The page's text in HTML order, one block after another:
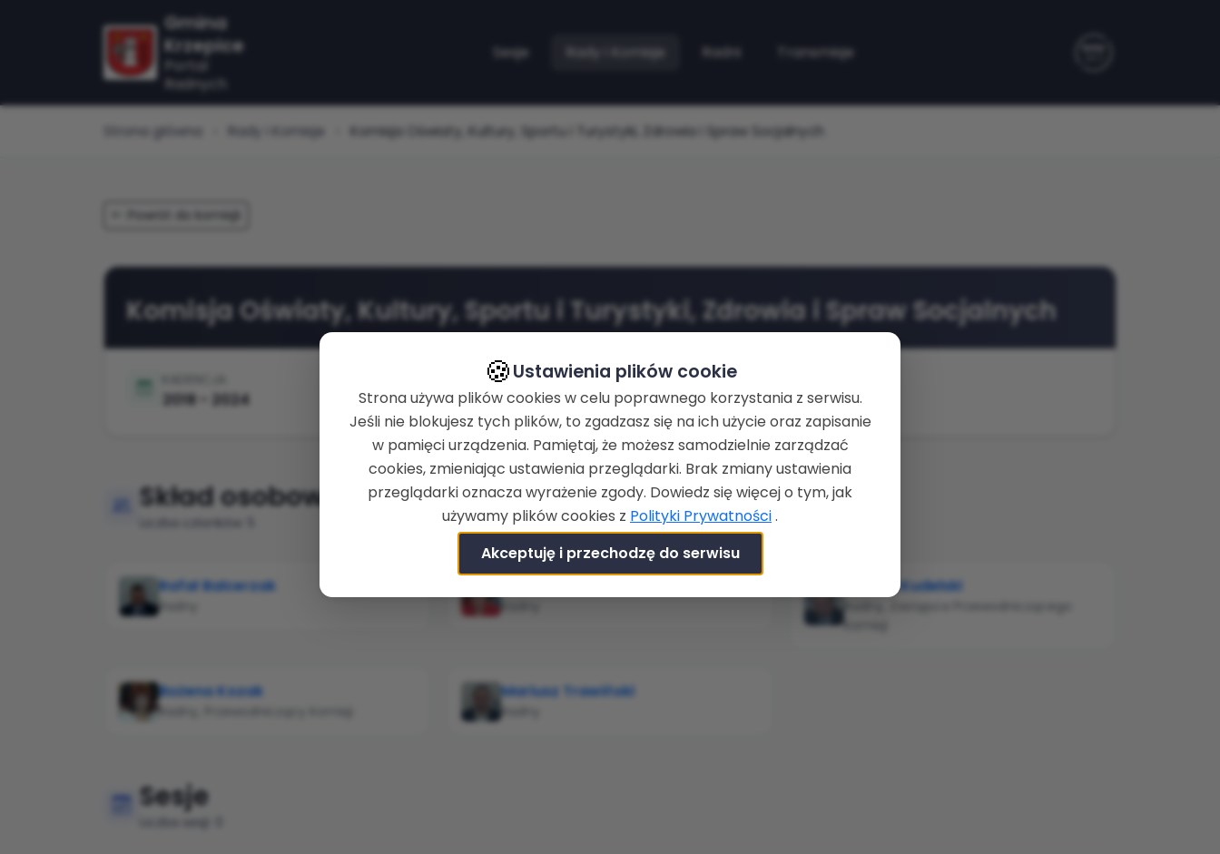
Gmina
Krzepice
Portal
Radnych
Sesje Rady i Komisje Radni Transmisje
Strona główna Rady i Komisje Komisja Oświaty, Kultury, Sportu i Turystyki, Zdrowia i Spraw Socjalnych
Powrót do komisjii
Komisja Oświaty, Kultury, Sportu i Turystyki, Zdrowia i Spraw Socjalnych
2018 - 2024
RODZAJ
Komisja
Skład osobowy
Rafał Balcerzak
Radny Radny
Roman Kudelski
Komisji
Bożena Kozak
Radny, Przewodniczący Komisji
Mariusz Trawiński
Sesje
🍪Ustawienia plików cookie
Strona używa plików cookies w celu poprawnego korzystania z serwisu.
Jeśli nie blokujesz tych plików, to zgadzasz się na ich użycie oraz zapisanie
w pamięci urządzenia. Pamiętaj, że możesz samodzielnie zarządzać
cookies, zmieniając ustawienia przeglądarki. Brak zmiany ustawienia
przeglądarki oznacza wyrażenie zgody. Dowiedz się więcej o tym, jak
używamy plików cookies z Polityki Prywatności.
Akceptuję i przechodzę do serwisu